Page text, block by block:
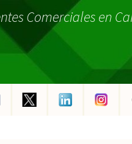
Comerciales en